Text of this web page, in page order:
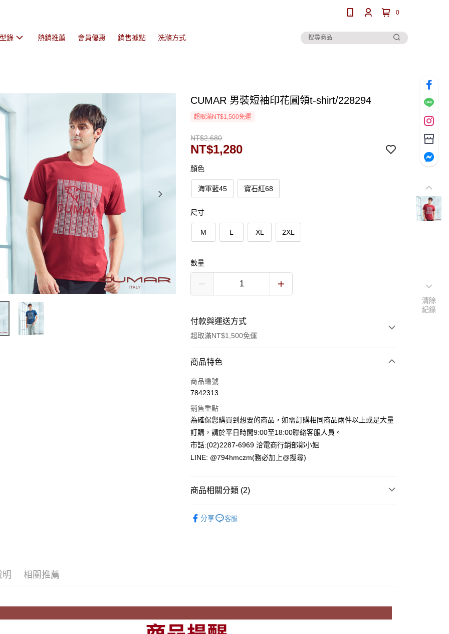
0
錄 熱銷推薦 會員優惠 銷售據點 洗滌方式
CUMAR 男裝短袖印花圓領t-shirt/228294
超取滿NT$1,500免運
NT$2,680
NT$1,280
顏色
海軍藍45 寶石紅68
尺寸
M L XL 2XL
數量
付款與運送方式
超取滿NT$1,500免運
付款方式
信用卡一次付款
LINE Pay
Apple Pay
街口支付
Google Pay
每筆NT$60，滿NT$1,500(含以上)免運費
宅配
商品特色
商品編號
7842313
銷售重點
為確保您購買到想要的商品，如需訂購相同商品兩件以上或是大量
訂購，請於平日時間9:00至18:00聯絡客服人員。
市話:(02)2287-6969 洽電商行銷部鄭小姐
LINE: @794hmczm(務必加上@搜尋)
商品相關分類 (2)
分享 客服
明 相關推薦
清除
紀錄